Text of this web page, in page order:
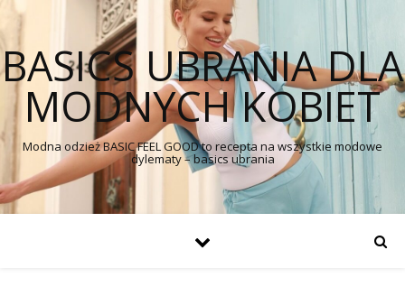
BASICS UBRANIA DLA
MODNYCH KOBIET
Modna odzież BASIC FEEL GOOD to recepta na wszystkie modowe
dylematy – basics ubrania